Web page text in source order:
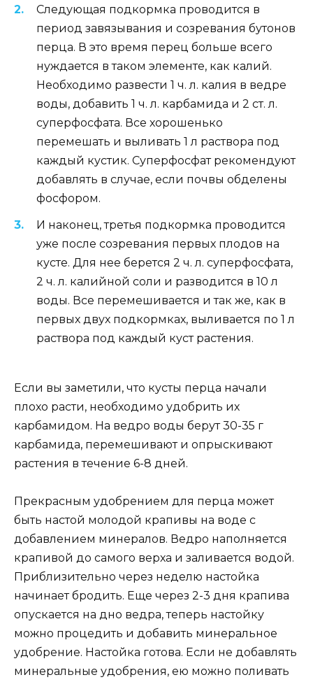
Следующая подкормка проводится в
период завязывания и созревания бутонов
перца. В это время перец больше всего
нуждается в таком элементе, как калий.
Необходимо развести 1 ч. л. калия в ведре
воды, добавить 1 ч. л. карбамида и 2 ст. л.
суперфосфата. Все хорошенько
перемешать и выливать 1 л раствора под
каждый кустик. Суперфосфат рекомендуют
добавлять в случае, если почвы обделены
фосфором.
И наконец, третья подкормка проводится
уже после созревания первых плодов на
кусте. Для нее берется 2 ч. л. суперфосфата,
2 ч. л. калийной соли и разводится в 10 л
воды. Все перемешивается и так же, как в
первых двух подкормках, выливается по 1 л
раствора под каждый куст растения.
Если вы заметили, что кусты перца начали
плохо расти, необходимо удобрить их
карбамидом. На ведро воды берут 30-35 г
карбамида, перемешивают и опрыскивают
растения в течение 6-8 дней.
Прекрасным удобрением для перца может
быть настой молодой крапивы на воде с
добавлением минералов. Ведро наполняется
крапивой до самого верха и заливается водой.
Приблизительно через неделю настойка
начинает бродить. Еще через 2-3 дня крапива
опускается на дно ведра, теперь настойку
можно процедить и добавить минеральное
удобрение. Настойка готова. Если не добавлять
минеральные удобрения, ею можно поливать